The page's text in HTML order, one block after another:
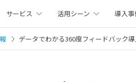
サービス 活用シーン 導入事
データでわかる360度フィードバック